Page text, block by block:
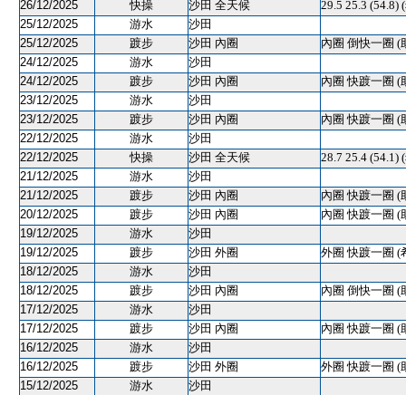
26/12/2025
快操 沙田 全天候
29.5 25.3 (54.8)
25/12/2025
游水
沙田
25/12/2025
踱步 沙田 內圈
內圈 倒快一圈 (
24/12/2025
游水
沙田
24/12/2025
踱步 沙田 內圈
內圈 快踱一圈 (
23/12/2025
游水
沙田
23/12/2025
踱步 沙田 內圈
內圈 快踱一圈 (
22/12/2025
游水
沙田
22/12/2025
快操 沙田 全天候
28.7 25.4 (54.1)
21/12/2025
游水
沙田
21/12/2025
踱步 沙田 內圈
內圈 快踱一圈 (
20/12/2025
踱步 沙田 內圈
內圈 快踱一圈 (
19/12/2025
游水
沙田
19/12/2025
踱步 沙田 外圈
外圈 快踱一圈 (
18/12/2025
游水
沙田
18/12/2025
踱步 沙田 內圈
內圈 倒快一圈 (
17/12/2025
游水
沙田
17/12/2025
踱步 沙田 內圈
內圈 快踱一圈 (
16/12/2025
游水
沙田
16/12/2025
踱步 沙田 外圈
外圈 快踱一圈 (
15/12/2025
游水
沙田